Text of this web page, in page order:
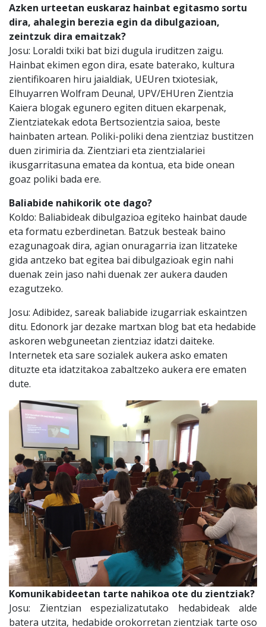
Azken urteetan euskaraz hainbat egitasmo sortu
dira, ahalegin berezia egin da dibulgazioan,
zeintzuk dira emaitzak?
Josu: Loraldi txiki bat bizi dugula iruditzen zaigu.
Hainbat ekimen egon dira, esate baterako, kultura
zientifikoaren hiru jaialdiak, UEUren txiotesiak,
Elhuyarren Wolfram Deuna!, UPV/EHUren Zientzia
Kaiera blogak egunero egiten dituen ekarpenak,
Zientziatekak edota Bertsozientzia saioa, beste
hainbaten artean. Poliki-poliki dena zientziaz bustitzen
duen zirimiria da. Zientziari eta zientzialariei
ikusgarritasuna ematea da kontua, eta bide onean
goaz poliki bada ere.
Baliabide nahikorik ote dago?
Koldo: Baliabideak dibulgazioa egiteko hainbat daude
eta formatu ezberdinetan. Batzuk besteak baino
ezagunagoak dira, agian onuragarria izan litzateke
gida antzeko bat egitea bai dibulgazioak egin nahi
duenak zein jaso nahi duenak zer aukera dauden
ezagutzeko.
Josu: Adibidez, sareak baliabide izugarriak eskaintzen
ditu. Edonork jar dezake martxan blog bat eta hedabide
askoren webguneetan zientziaz idatzi daiteke.
Internetek eta sare sozialek aukera asko ematen
dituzte eta idatzitakoa zabaltzeko aukera ere ematen
dute.
Komunikabideetan tarte nahikoa ote du zientziak?
Josu: Zientzian espezializatutako hedabideak alde
batera utzita, hedabide orokorretan zientziak tarte oso